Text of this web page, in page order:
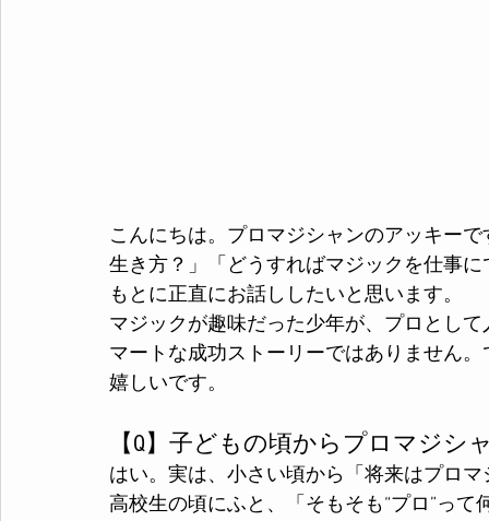
こんにちは。プロマジシャンのアッキー
生き方？」「どうすればマジックを仕事
もとに正直にお話ししたいと思います。
マジックが趣味だった少年が、プロとし
マートな成功ストーリーではありません
嬉しいです。
【Q】子どもの頃からプロマジシ
はい。実は、小さい頃から「将来はプロ
高校生の頃にふと、「そもそも“プロ”っ